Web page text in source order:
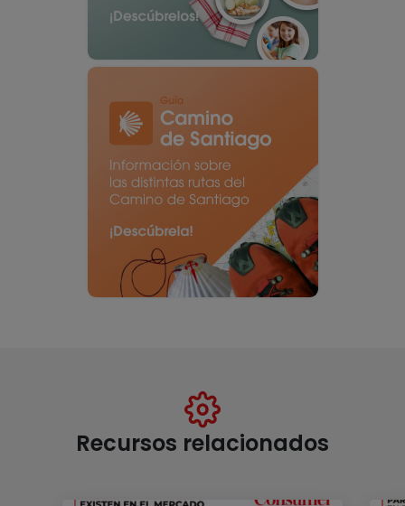
Recursos relacionados